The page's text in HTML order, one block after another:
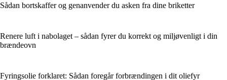
Sådan bortskaffer og genanvender du asken fra dine briketter
Renere luft i nabolaget – sådan fyrer du korrekt og miljøvenligt i din
brændeovn
Fyringsolie forklaret: Sådan foregår forbrændingen i dit oliefyr